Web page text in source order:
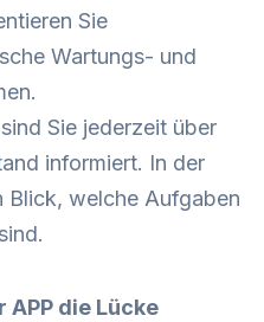
Sie
Wartungs- und
Sie jederzeit über
informiert. In der
Blick, welche Aufgaben
die Lücke